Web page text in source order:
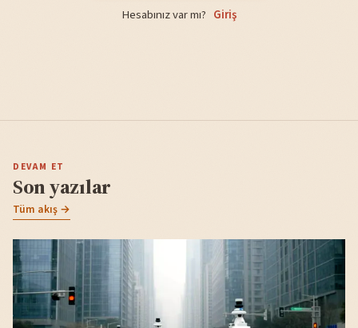
Hesabınız var mı? Giriş
DEVAM ET
Son yazılar
Tüm akış →